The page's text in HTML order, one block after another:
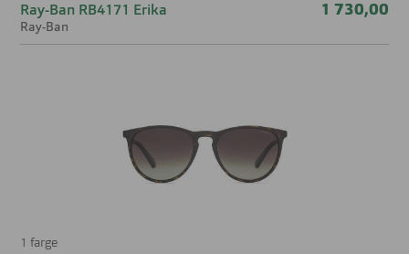
Ray-Ban RB4171 Erika
Ray-Ban
1 730,00
1 farge